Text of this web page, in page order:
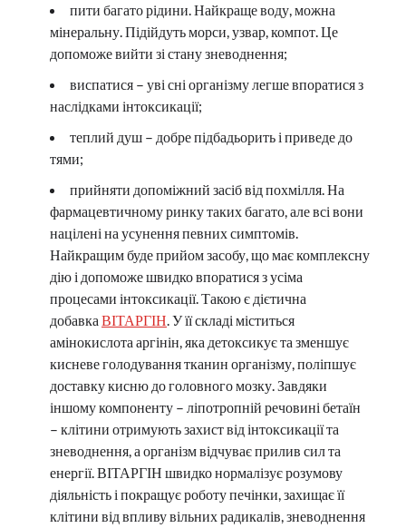
пити багато рідини. Найкраще воду, можна
мінеральну. Підійдуть морси, узвар, компот. Це
допоможе вийти зі стану зневоднення;
виспатися – уві сні організму легше впоратися з
наслідками інтоксикації;
теплий душ – добре підбадьорить і приведе до
тями;
прийняти допоміжний засіб від похмілля. На
фармацевтичному ринку таких багато, але всі вони
націлені на усунення певних симптомів.
Найкращим буде прийом засобу, що має комплексну
дію і допоможе швидко впоратися з усіма
процесами інтоксикації. Такою є дієтична
добавка ВІТАРГІН. У її складі міститься
амінокислота аргінін, яка детоксикує та зменшує
кисневе голодування тканин організму, поліпшує
доставку кисню до головного мозку. Завдяки
іншому компоненту – ліпотропній речовині бетаїн
– клітини отримують захист від інтоксикації та
зневоднення, а організм відчуває прилив сил та
енергії. ВІТАРГІН швидко нормалізує розумову
діяльність і покращує роботу печінки, захищає її
клітини від впливу вільних радикалів, зневоднення